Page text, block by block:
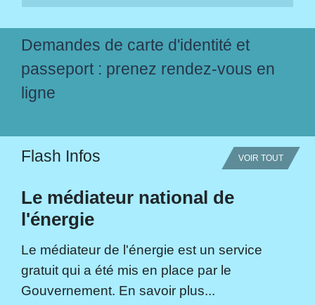
Demandes de carte d'identité et
passeport : prenez rendez-vous en
ligne
Flash Infos VOIR TOUT
Le médiateur national de
l'énergie
Le médiateur de l'énergie est un service
gratuit qui a été mis en place par le
Gouvernement. En savoir plus...